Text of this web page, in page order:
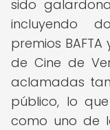
sido
incluyendo
premios
de Cine de
aclamadas
público, lo
como uno de